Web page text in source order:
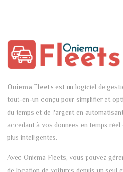
Oniema Fleetsest un logiciel de
tout-en-un conçu pour simplifier et
du temps et de l'argent en
accédant à vos données en temps
plus intelligentes.
Avec Oniema Fleets, vous pouvez